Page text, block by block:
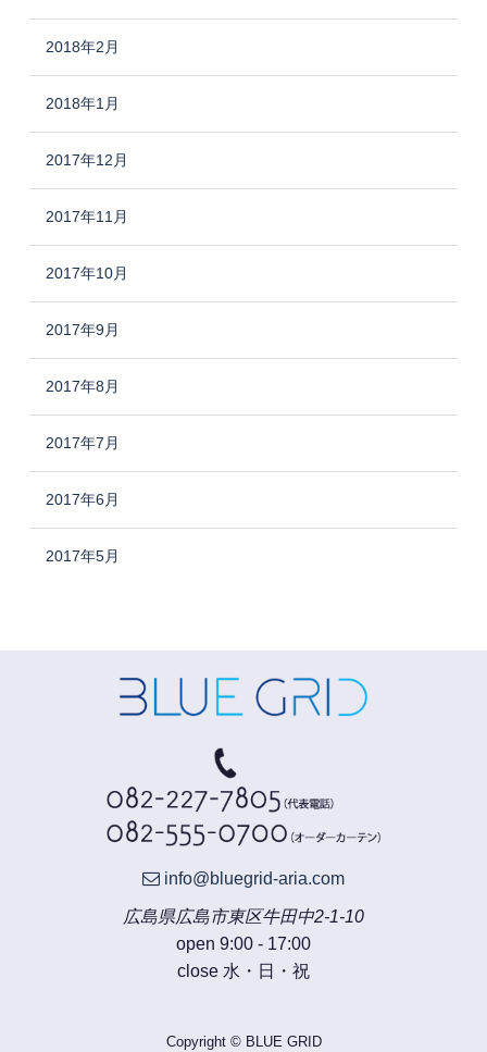
2018年2月
2018年1月
2017年12月
2017年11月
2017年10月
2017年9月
2017年8月
2017年7月
2017年6月
2017年5月
info@bluegrid-aria.com
広島県広島市東区牛田中2-1-10
open 9:00 - 17:00
close 水・日・祝
Copyright © BLUE GRID